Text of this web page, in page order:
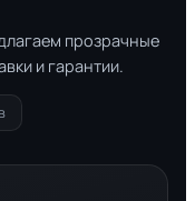
прозрачные
и гарантии.